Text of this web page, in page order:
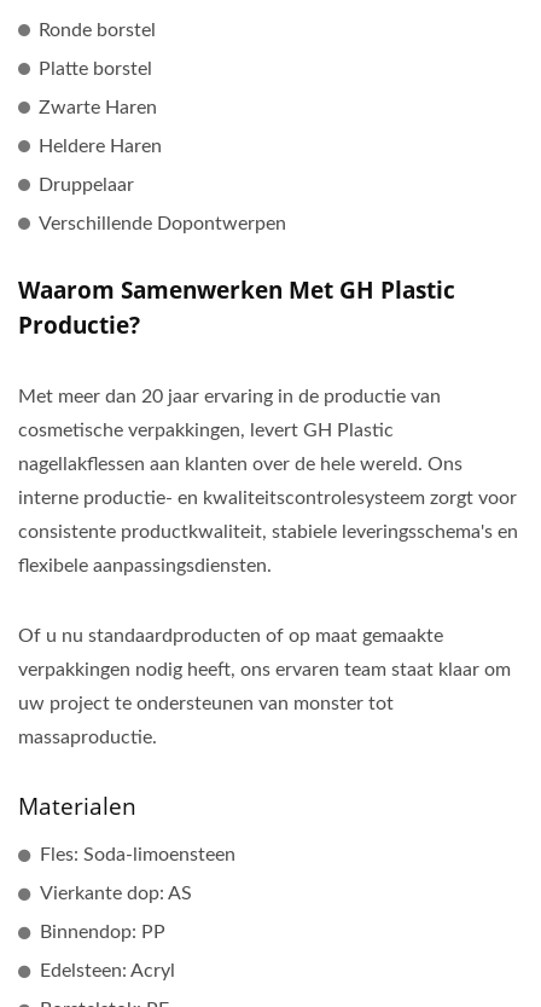
Ronde borstel
Platte borstel
Zwarte Haren
Heldere Haren
Druppelaar
Verschillende Dopontwerpen
Waarom Samenwerken Met GH Plastic
Productie?
Met meer dan 20 jaar ervaring in de productie van
cosmetische verpakkingen, levert GH Plastic
nagellakflessen aan klanten over de hele wereld. Ons
interne productie- en kwaliteitscontrolesysteem zorgt voor
consistente productkwaliteit, stabiele leveringsschema's en
flexibele aanpassingsdiensten.
Of u nu standaardproducten of op maat gemaakte
verpakkingen nodig heeft, ons ervaren team staat klaar om
uw project te ondersteunen van monster tot
massaproductie.
Materialen
Fles: Soda-limoensteen
Vierkante dop: AS
Binnendop: PP
Edelsteen: Acryl